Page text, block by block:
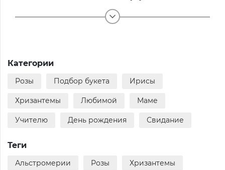
Категории
Розы Подбор букета Ирисы
Хризантемы Любимой Маме
Учителю День рождения Свидание
Теги
Альстромерии Розы Хризантемы